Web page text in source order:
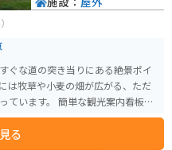
ぐな道の突き当りにある絶景ポイ
は牧草や小麦の畑が広がる、ただ
観光案内看板が
あり、しっかりと整備されている
ように訪れましょう。
る